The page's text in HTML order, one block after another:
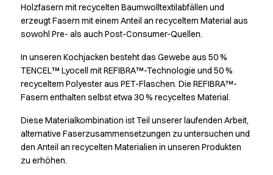
Ocean Line
Performance Line
Pique Line
Stretch Jeans
White Line
Food Industry
Jacken
Kasacks
Kittel
Kopfbedeckungen
Holzfasern mit recycelten Baumwolltextilabfällen und
erzeugt Fasern mit einem Anteil an recyceltem Material aus
sowohl Pre- als auch Post-Consumer-Quellen.
In unseren Kochjacken besteht das Gewebe aus 50 %
TENCEL™ Lyocell mit REFIBRA™-Technologie und 50 %
recyceltem Polyester aus PET-Flaschen. Die REFIBRA™-
Fasern enthalten selbst etwa 30 % recyceltes Material.
Diese Materialkombination ist Teil unserer laufenden Arbeit,
alternative Faserzusammensetzungen zu untersuchen und
den Anteil an recycelten Materialien in unseren Produkten
zu erhöhen.